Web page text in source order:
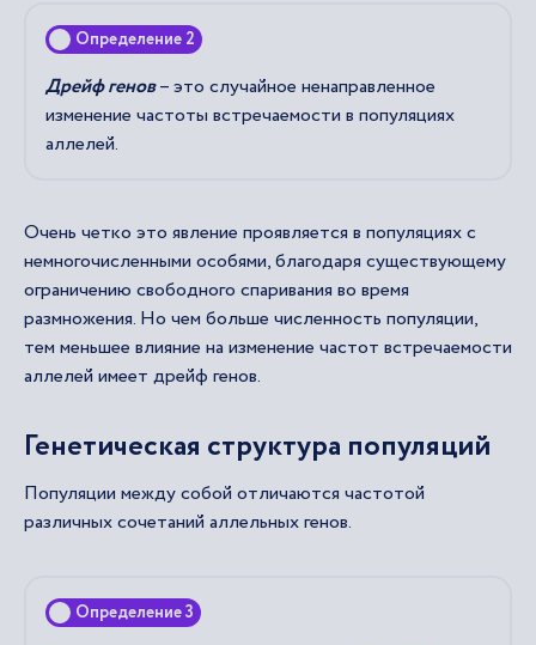
Определение 2
Дрейф генов– это случайное ненаправленное
изменение частоты встречаемости в популяциях
аллелей.
Очень четко это явление проявляется в популяциях с
немногочисленными особями, благодаря существующему
ограничению свободного спаривания во время
размножения. Но чем больше численность популяции,
тем меньшее влияние на изменение частот встречаемости
аллелей имеет дрейф генов.
Генетическая структура популяций
Популяции между собой отличаются частотой
различных сочетаний аллельных генов.
Определение 3